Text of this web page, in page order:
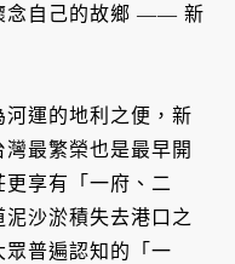
念自己的故鄉 —— 新
運的地利之便，新
最繁榮也是最早開
享有「一府、二
沙淤積失去港口之
普遍認知的「一